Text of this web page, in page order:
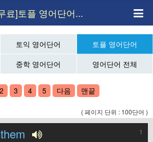
료]토플 영어단어...
토익 영어단어
토플 영어단어
중학 영어단어 영어단어 전체
2 3 4 5 다음 맨끝
( 페이지 단위 : 100단어 )
1